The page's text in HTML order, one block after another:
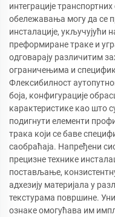
интеграције
обележавања могу да се
инсталације, укључујући
преформиране траке и
одговарају различитим
ограничењима и
Флексибилност
боја, конфигурације
карактеристике као што
подигнути елементи
трака који се баве
саобраћаја. Напређени
прецизне технике
постављање,
адхезију материјала у
текстурама површине.
ознаке омогућава им